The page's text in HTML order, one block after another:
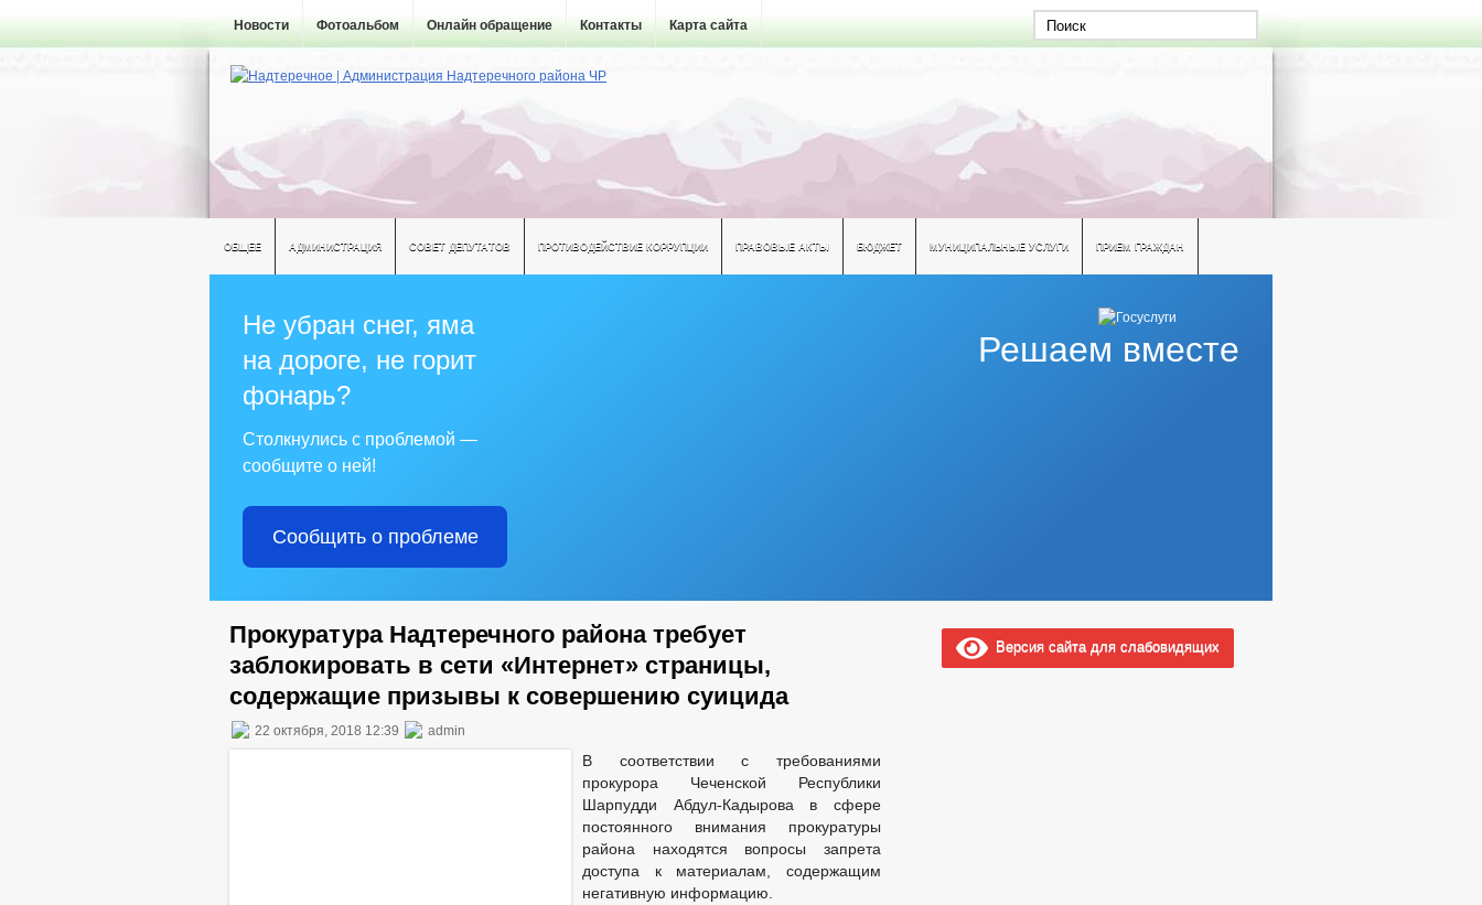
Новости Фотоальбом Онлайн обращение Контакты Карта сайта
ОБЩЕЕ АДМИНИСТРАЦИЯ СОВЕТ ДЕПУТАТОВ ПРОТИВОДЕЙСТВИЕ КОРРУПЦИИ ПРАВОВЫЕ АКТЫ БЮДЖЕТ МУНИЦИПАЛЬНЫЕ УСЛУГИ ПРИЕМ ГРАЖДАН
Решаем вместе
Не убран снег, яма
на дороге, не горит
фонарь?
Столкнулись с проблемой —
сообщите о ней!
Сообщить о проблеме
Прокуратура Надтеречного района требует
заблокировать в сети «Интернет» страницы,
содержащие призывы к совершению суицида
22 октября, 2018 12:39 admin
В соответствии с требованиями
прокурора Чеченской Республики
Шарпудди Абдул-Кадырова в сфере
постоянного внимания прокуратуры
района находятся вопросы запрета
доступа к материалам, содержащим
негативную информацию.
Версия сайта для слабовидящих